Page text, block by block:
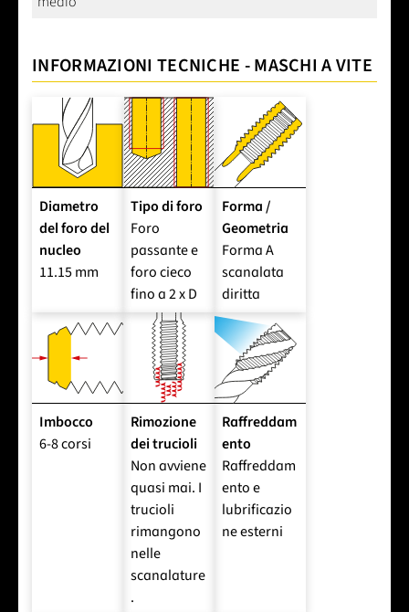
INFORMAZIONI TECNICHE - MASCHI A VITE
Diametro
del foro del
nucleo
11.15 mm
Tipo di foro
Foro
passante e
foro cieco
fino a 2 x D
Forma /
Geometria
Forma A
scanalata
diritta
Imbocco
6-8 corsi
Rimozione
dei trucioli
Non avviene
quasi mai. I
trucioli
rimangono
nelle
scanalature
.
Raffreddam
ento
Raffreddam
ento e
lubrificazio
ne esterni